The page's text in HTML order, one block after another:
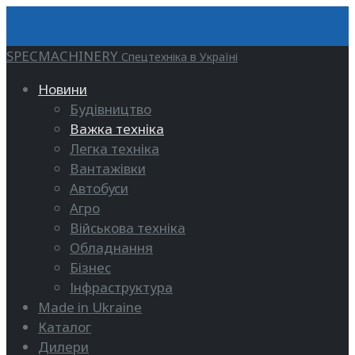
SPECMACHINERY Спецтехніка в Україні
Новини
Будівництво
Важка техніка
Легка техніка
Вантажівки
Автобуси
Агро
Військова техніка
Обладнання
Бізнес
Інфраструктура
Made in Ukraine
Каталог
Дилери